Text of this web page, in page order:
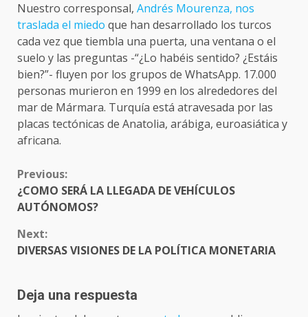
Nuestro corresponsal, Andrés Mourenza, nos
traslada el miedo que han desarrollado los turcos
cada vez que tiembla una puerta, una ventana o el
suelo y las preguntas -“¿Lo habéis sentido? ¿Estáis
bien?”- fluyen por los grupos de WhatsApp. 17.000
personas murieron en 1999 en los alrededores del
mar de Mármara. Turquía está atravesada por las
placas tectónicas de Anatolia, arábiga, euroasiática y
africana.
CONTINUE
READING
Previous:
¿COMO SERÁ LA LLEGADA DE VEHÍCULOS
AUTÓNOMOS?
Next:
DIVERSAS VISIONES DE LA POLÍTICA MONETARIA
Deja una respuesta